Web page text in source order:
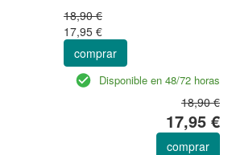
18,90 €
17,95 €
comprar
Disponible en 48/72 horas
18,90 €
17,95 €
comprar